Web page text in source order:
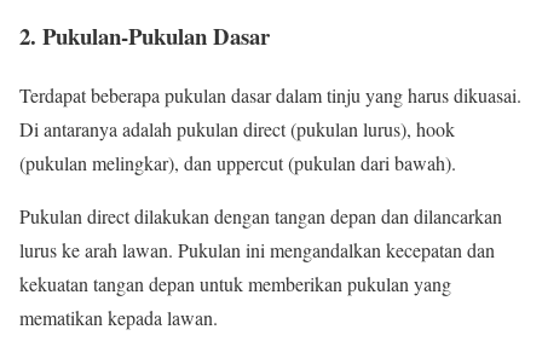
2. Pukulan-Pukulan Dasar
Terdapat beberapa pukulan dasar dalam tinju yang harus dikuasai.
Di antaranya adalah pukulan direct (pukulan lurus), hook
(pukulan melingkar), dan uppercut (pukulan dari bawah).
Pukulan direct dilakukan dengan tangan depan dan dilancarkan
lurus ke arah lawan. Pukulan ini mengandalkan kecepatan dan
kekuatan tangan depan untuk memberikan pukulan yang
mematikan kepada lawan.